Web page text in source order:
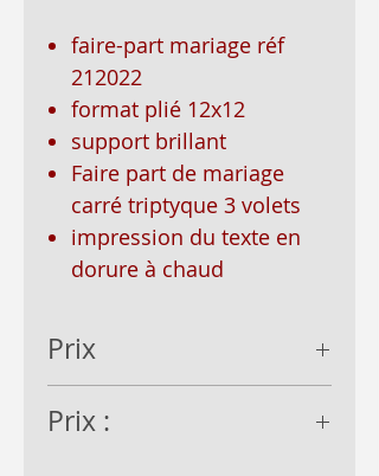
faire-part mariage réf
212022
format plié 12x12
support brillant
Faire part de mariage
carré triptyque 3 volets
impression du texte en
dorure à chaud
Prix
Prix :